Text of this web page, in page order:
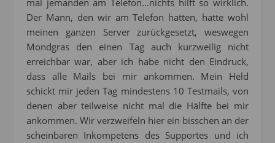
mal jemanden am Telefon…nichts hilft so wirklich.
Der Mann, den wir am Telefon hatten, hatte wohl
meinen ganzen Server zurückgesetzt, weswegen
Mondgras den einen Tag auch kurzweilig nicht
erreichbar war, aber ich habe nicht den Eindruck,
dass alle Mails bei mir ankommen. Mein Held
schickt mir jeden Tag mindestens 10 Testmails, von
denen aber teilweise nicht mal die Hälfte bei mir
ankommen. Wir verzweifeln hier ein bisschen an der
scheinbaren Inkompetens des Supportes und ich